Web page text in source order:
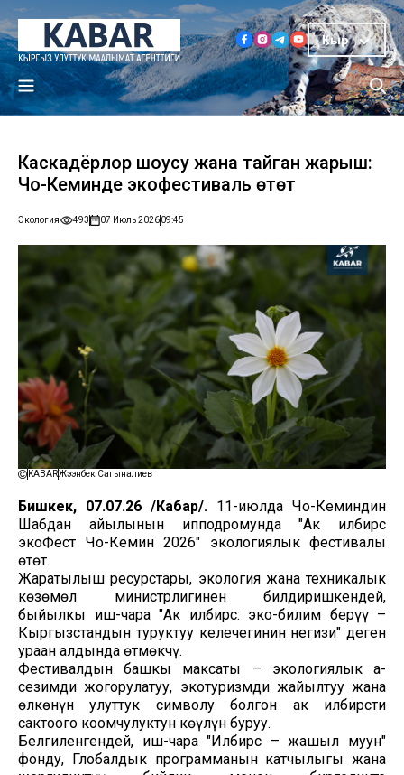
Кыр
Каскадёрлор шоусу жана тайган жарыш:
Чоң-Кеминде экофестиваль өтөт
Экология 493 07 Июль 202609:45
KABARЖээнбек Сагыналиев
Бишкек, 07.07.26 /Кабар/. 11-июлда Чоң-Кеминдин
Шабдан айылынын ипподромунда "Ак илбирс
экоФест Чоң-Кемин 2026" экологиялык фестивалы
өтөт.
Жаратылыш ресурстары, экология жана техникалык
көзөмөл министрлигинен билдиришкендей,
быйылкы иш-чара "Ак илбирс: эко-билим берүү –
Кыргызстандын туруктуу келечегинин негизи" деген
ураан алдында өтмөкчү.
Фестивалдын башкы максаты – экологиялык аң-
сезимди жогорулатуу, экотуризмди жайылтуу жана
өлкөнүн улуттук символу болгон ак илбирсти
сактоого коомчулуктун көңүлүн буруу.
Белгиленгендей, иш-чара "Илбирс – жашыл муун"
фонду, Глобалдык программанын катчылыгы жана